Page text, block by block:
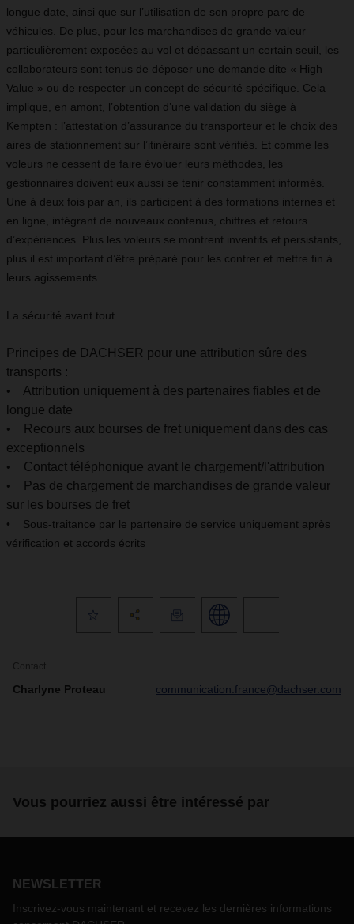
longue date, ainsi que sur l’utilisation de son propre parc de
véhicules. De plus, pour les marchandises de grande valeur
particulièrement exposées au vol et dépassant un certain seuil, les
collaborateurs sont tenus de déposer une demande dite « High
Value » ou de respecter un concept de sécurité spécifique. Cela
implique, en amont, l’obtention d’une validation du siège à
Kempten : l’attestation d’assurance du transporteur et le choix des
aires de stationnement sur l’itinéraire sont vérifiés. Et comme les
voleurs ne cessent de faire évoluer leurs méthodes, les
gestionnaires doivent eux aussi se tenir constamment informés.
Une à deux fois par an, ils participent à des formations internes et
en ligne, intégrant de nouveaux contenus, chiffres et retours
d’expériences. Plus les voleurs se montrent inventifs et persistants,
plus il est important d’être préparé pour les contrer et mettre fin à
leurs agissements.
La sécurité avant tout
Principes de DACHSER pour une attribution sûre des
transports :
• Attribution uniquement à des partenaires fiables et de
longue date
• Recours aux bourses de fret uniquement dans des cas
exceptionnels
• Contact téléphonique avant le chargement/l'attribution
• Pas de chargement de marchandises de grande valeur
sur les bourses de fret
• Sous-traitance par le partenaire de service uniquement après
vérification et accords écrits
Contact
Charlyne Proteau communication.france@dachser.com
Vous pourriez aussi être intéressé par
NEWSLETTER
Inscrivez-vous maintenant et recevez les dernières informations